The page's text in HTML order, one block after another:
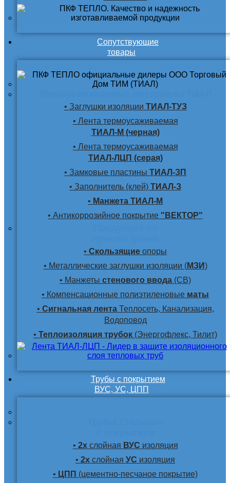
Сопутствующие
товары
• Заглушки изоляции ТИАЛ-ТУЗ
• Лента термоусаживаемая
ТИАЛ-М (черная)
• Лента термоусаживаемая
ТИАЛ-ЛЦП (серая)
• Замковые пластины ТИАЛ-ЗП
• Заполнитель (клей) ТИАЛ-З
• Манжета ТИАЛ-М
• Антикоррозийное покрытие "ВЕКТОР"
• Скользящие опоры
• Металлические заглушки изоляции (МЗИ)
• Манжеты стенового ввода (СВ)
• Компенсационные полиэтиленовые маты
• Сигнальная лентаТеплосеть, Канализация,
Водоповод
• Теплоизоляция трубок (Энергофлекс, Тилит)
Трубы с покрытием
ВУС, УС, ЦПП
• 2хслойная ВУС изоляция
• 2х слойная УС изоляция
• ЦПП (цементно-песчаное покрытие)